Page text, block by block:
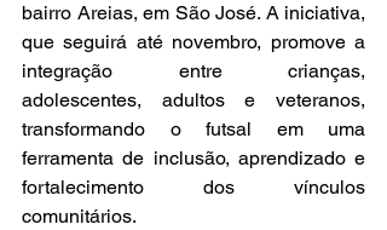
bairro Areias, em São José. A iniciativa,
que seguirá até novembro, promove a
integração entre crianças,
adolescentes, adultos e veteranos,
transformando o futsal em uma
ferramenta de inclusão, aprendizado e
fortalecimento dos vínculos
comunitários.